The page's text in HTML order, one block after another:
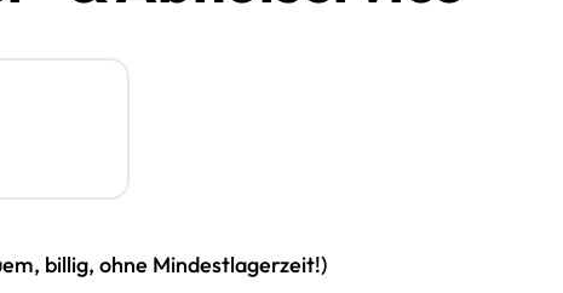
billig, ohne Mindestlagerzeit!)